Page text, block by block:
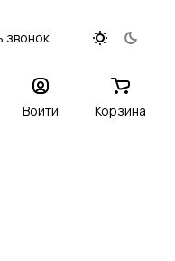
звонок
Войти Корзина